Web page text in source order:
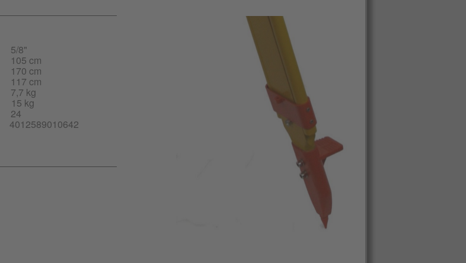
5/8"
105 cm
170 cm
117 cm
7,7 kg
15 kg
24
4012589010642